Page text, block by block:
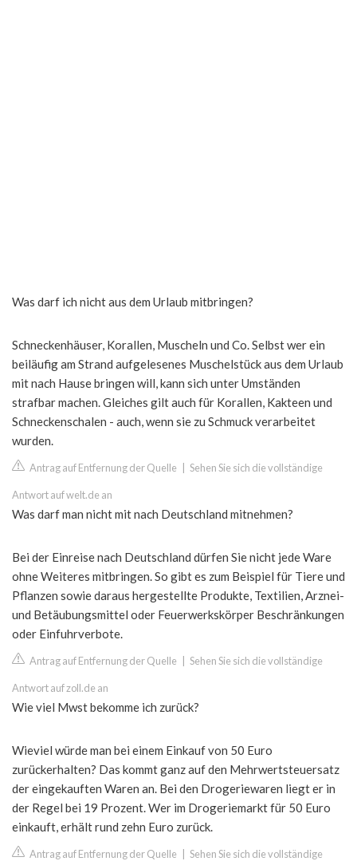
Was darf ich nicht aus dem Urlaub mitbringen?
Schneckenhäuser, Korallen, Muscheln und Co. Selbst wer ein
beiläufig am Strand aufgelesenes Muschelstück aus dem Urlaub
mit nach Hause bringen will, kann sich unter Umständen
strafbar machen. Gleiches gilt auch für Korallen, Kakteen und
Schneckenschalen - auch, wenn sie zu Schmuck verarbeitet
wurden.
Antrag auf Entfernung der Quelle Sehen Sie sich die vollständige
Antwort auf welt.de an
Was darf man nicht mit nach Deutschland mitnehmen?
Bei der Einreise nach Deutschland dürfen Sie nicht jede Ware
ohne Weiteres mitbringen. So gibt es zum Beispiel für Tiere und
Pflanzen sowie daraus hergestellte Produkte, Textilien, Arznei-
und Betäubungsmittel oder Feuerwerkskörper Beschränkungen
oder Einfuhrverbote.
Antrag auf Entfernung der Quelle Sehen Sie sich die vollständige
Antwort auf zoll.de an
Wie viel Mwst bekomme ich zurück?
Wieviel würde man bei einem Einkauf von 50 Euro
zurückerhalten? Das kommt ganz auf den Mehrwertsteuersatz
der eingekauften Waren an. Bei den Drogeriewaren liegt er in
der Regel bei 19 Prozent. Wer im Drogeriemarkt für 50 Euro
einkauft, erhält rund zehn Euro zurück.
Antrag auf Entfernung der Quelle Sehen Sie sich die vollständige